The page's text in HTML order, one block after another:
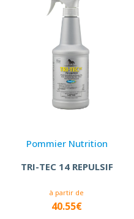
Pommier Nutrition
TRI-TEC 14 REPULSIF
à partir de
40.55€